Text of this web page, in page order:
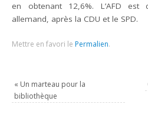
en obtenant 12,6%. L’AFD
allemand, après la CDU et le SPD.
Mettre en favori le Permalien.
« Un marteau pour la
bibliothèque